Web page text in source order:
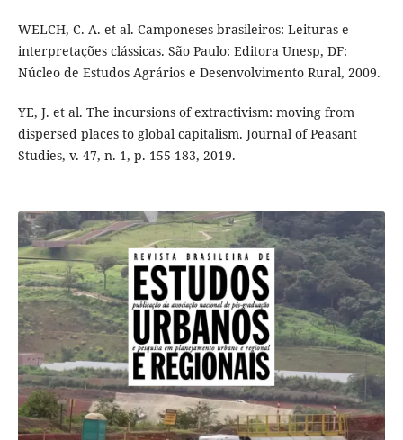
WELCH, C. A. et al. Camponeses brasileiros: Leituras e
interpretações clássicas. São Paulo: Editora Unesp, DF:
Núcleo de Estudos Agrários e Desenvolvimento Rural, 2009.
YE, J. et al. The incursions of extractivism: moving from
dispersed places to global capitalism. Journal of Peasant
Studies, v. 47, n. 1, p. 155-183, 2019.